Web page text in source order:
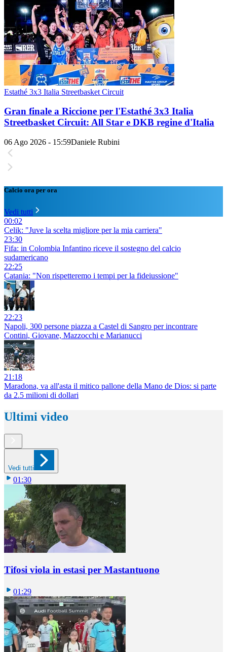
Estathé 3x3 Italia Streetbasket Circuit
Gran finale a Riccione per l'Estathé 3x3 Italia
Streetbasket Circuit: All Star e DKB regine d'Italia
06 Ago 2026 - 15:59Daniele Rubini
Calcio ora per ora
Vedi tutti
00:02
Celik: "Juve la scelta migliore per la mia carriera"
23:30
Fifa: in Colombia Infantino riceve il sostegno del calcio
sudamericano
22:25
Catania: "Non rispetteremo i tempi per la fideiussione"
22:23
Napoli, 300 persone piazza a Castel di Sangro per incontrare
Contini, Giovane, Mazzocchi e Marianucci
21:18
Maradona, va all'asta il mitico pallone della Mano de Dios: si parte
da 2.5 milioni di dollari
Ultimi video
Vedi tutti
01:30
Tifosi viola in estasi per Mastantuono
01:29